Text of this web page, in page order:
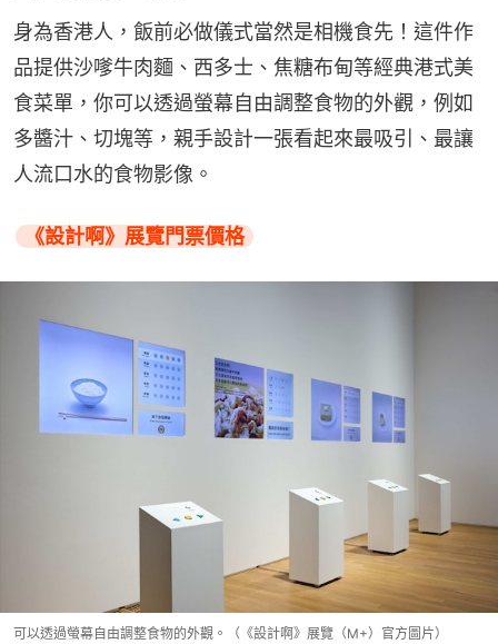
身為香港人，飯前必做儀式當然是相機食先！這件作
品提供沙嗲牛肉麵、西多士、焦糖布甸等經典港式美
食菜單，你可以透過螢幕自由調整食物的外觀，例如
多醬汁、切塊等，親手設計一張看起來最吸引、最讓
人流口水的食物影像。
《設計啊》展覽門票價格
可以透過螢幕自由調整食物的外觀。（《設計啊》展覽（M+）官方圖片）